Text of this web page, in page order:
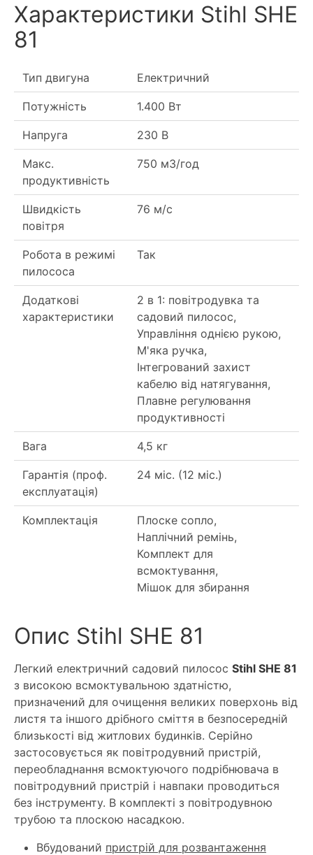
Характеристики Stihl SHE
81
Тип двигуна Електричний
Потужність 1.400 Вт
Напруга 230 В
Макс.
продуктивність
750 м3/год
Швидкість
повітря
76 м/с
Робота в режимі
пилососа
Так
Додаткові
характеристики
2 в 1: повітродувка та
садовий пилосос,
Управління однією рукою,
М'яка ручка,
Інтегрований захист
кабелю від натягування,
Плавне регулювання
продуктивності
Вага 4,5 кг
Гарантія (проф.
експлуатація)
24 міс. (12 міс.)
Комплектація
Плоске сопло,
Наплічний ремінь,
Комплект для
всмоктування,
Мішок для збирання
Опис Stihl SHE 81
Легкий електричний садовий пилосос Stihl SHE 81
з високою всмоктувальною здатністю,
призначений для очищення великих поверхонь від
листя та іншого дрібного сміття в безпосередній
близькості від житлових будинків. Серійно
застосовується як повітродувний пристрій,
переобладнання всмоктуючого подрібнювача в
повітродувний пристрій і навпаки проводиться
без інструменту. В комплекті з повітродувною
трубою та плоскою насадкою.
Вбудований пристрій для розвантаження